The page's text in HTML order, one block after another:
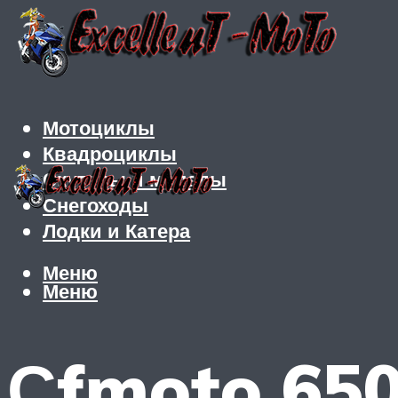
Мотоциклы
Квадроциклы
Скутеры и мопеды
Снегоходы
Лодки и Катера
Меню
Меню